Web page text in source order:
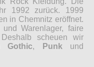
1992 zurück. 1999
in Chemnitz eröffnet.
Warenlager, faire
scheuen wir
Gothic, Punk und